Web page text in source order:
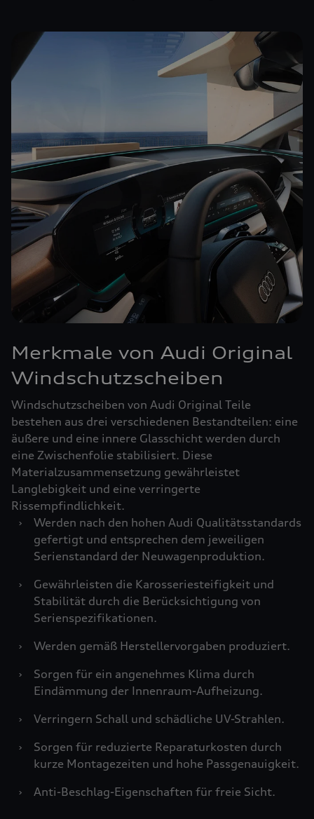
Merkmale von Audi Original
Windschutzscheiben
Windschutzscheiben von Audi Original Teile
bestehen aus drei verschiedenen Bestandteilen: eine
äußere und eine innere Glasschicht werden durch
eine Zwischenfolie stabilisiert. Diese
Materialzusammensetzung gewährleistet
Langlebigkeit und eine verringerte
Rissempfindlichkeit.
›
Werden nach den hohen Audi Qualitätsstandards
gefertigt und entsprechen dem jeweiligen
Serienstandard der Neuwagenproduktion.
›
Gewährleisten die Karosseriesteifigkeit und
Stabilität durch die Berücksichtigung von
Serienspezifikationen.
›
Werden gemäß Herstellervorgaben produziert.
›
Sorgen für ein angenehmes Klima durch
Eindämmung der Innenraum-Aufheizung.
›
Verringern Schall und schädliche UV-Strahlen.
›
Sorgen für reduzierte Reparaturkosten durch
kurze Montagezeiten und hohe Passgenauigkeit.
›
Anti-Beschlag-Eigenschaften für freie Sicht.